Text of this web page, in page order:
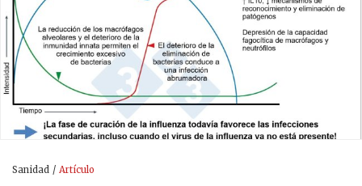
Sanidad Artículo